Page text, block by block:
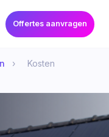
Offertes aanvragen
›
Kosten